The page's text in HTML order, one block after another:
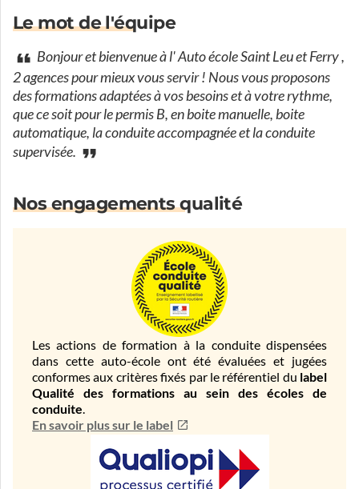
Le mot de l'équipe
Bonjour et bienvenue à l' Auto école Saint Leu et Ferry ,
2 agences pour mieux vous servir ! Nous vous proposons
des formations adaptées à vos besoins et à votre rythme,
que ce soit pour le permis B, en boite manuelle, boite
automatique, la conduite accompagnée et la conduite
supervisée.
Nos engagements qualité
Les actions de formation à la conduite dispensées
dans cette auto-école ont été évaluées et jugées
conformes aux critères fixés par le référentiel du label
Qualité des formations au sein des écoles de
conduite.
En savoir plus sur le label